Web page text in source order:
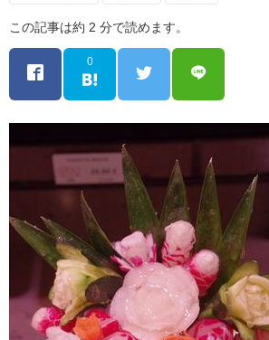
この記事は約 2 分で読めます。
0